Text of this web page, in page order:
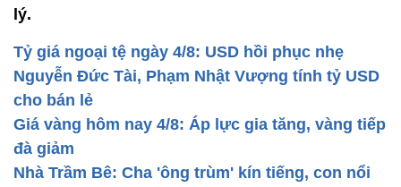
lý.
Tỷ giá ngoại tệ ngày 4/8: USD hồi phục nhẹ
Nguyễn Đức Tài, Phạm Nhật Vượng tính tỷ USD
cho bán lẻ
Giá vàng hôm nay 4/8: Áp lực gia tăng, vàng tiếp
đà giảm
Nhà Trầm Bê: Cha 'ông trùm' kín tiếng, con nổi